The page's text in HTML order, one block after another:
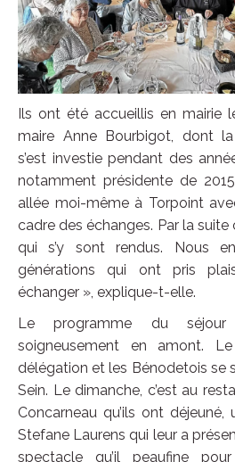
Ils ont été accueillis en mairie
maire Anne Bourbigot, dont la
s’est investie pendant des
notamment présidente de
allée moi-même à Torpoint
cadre des échanges. Par la
qui s’y sont rendus. Nous
générations qui ont pris
échanger », explique-t-elle.
Le programme du
soigneusement en amont.
délégation et les Bénodetois se
Sein. Le dimanche, c’est au
Concarneau qu’ils ont
Stefane Laurens qui leur a
spectacle qu’il peaufine